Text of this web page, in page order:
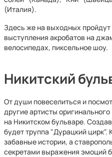
(Италия).
Здесь же на выходных
выступления акробатов на
велосипедах, пиксельное шоу.
Никитский
От души повеселиться и
другие артисты
на Никитском бульваре.
будет труппа "Дурацкий цирк".
забавные истории, а
секретами выражения эмоций